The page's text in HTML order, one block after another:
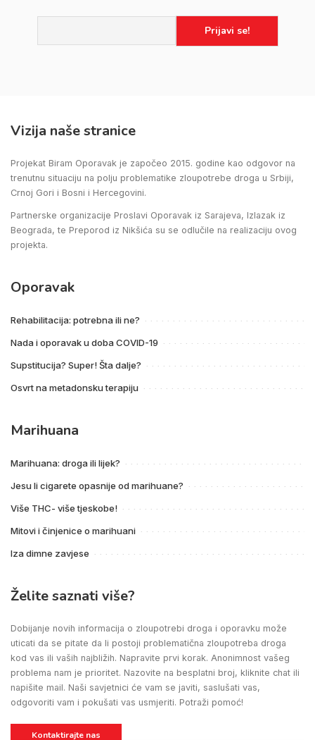
Vizija naše stranice
Projekat Biram Oporavak je započeo 2015. godine kao odgovor na
trenutnu situaciju na polju problematike zloupotrebe droga u Srbiji,
Crnoj Gori i Bosni i Hercegovini.
Partnerske organizacije Proslavi Oporavak iz Sarajeva, Izlazak iz
Beograda, te Preporod iz Nikšića su se odlučile na realizaciju ovog
projekta.
Oporavak
Rehabilitacija: potrebna ili ne?
Nada i oporavak u doba COVID-19
Supstitucija? Super! Šta dalje?
Osvrt na metadonsku terapiju
Marihuana
Marihuana: droga ili lijek?
Jesu li cigarete opasnije od marihuane?
Više THC- više tjeskobe!
Mitovi i činjenice o marihuani
Iza dimne zavjese
Želite saznati više?
Dobijanje novih informacija o zloupotrebi droga i oporavku može
uticati da se pitate da li postoji problematična zloupotreba droga
kod vas ili vaših najbližih. Napravite prvi korak. Anonimnost vašeg
problema nam je prioritet. Nazovite na besplatni broj, kliknite chat ili
napišite mail. Naši savjetnici će vam se javiti, saslušati vas,
odgovoriti vam i pokušati vas usmjeriti. Potraži pomoć!
Kontaktirajte nas